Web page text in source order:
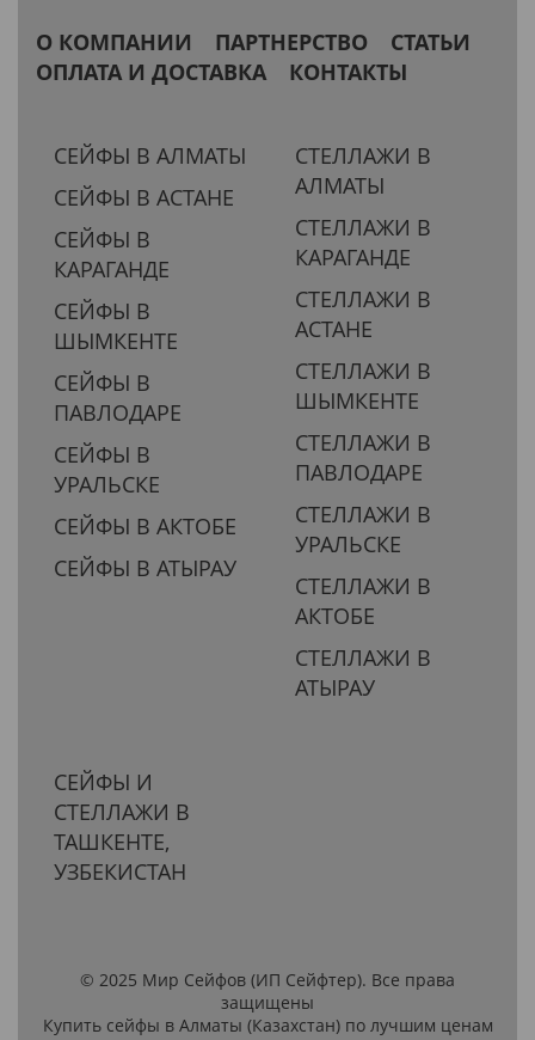
О КОМПАНИИ ПАРТНЕРСТВО
СТАТЬИ
ОПЛАТА И ДОСТАВКА
КОНТАКТЫ
СЕЙФЫ В АЛМАТЫ
СЕЙФЫ В АСТАНЕ
СЕЙФЫ В
КАРАГАНДЕ
СЕЙФЫ В
ШЫМКЕНТЕ
СЕЙФЫ В
ПАВЛОДАРЕ
СЕЙФЫ В
УРАЛЬСКЕ
СЕЙФЫ В АКТОБЕ
СЕЙФЫ В АТЫРАУ
СТЕЛЛАЖИ В
АЛМАТЫ
СТЕЛЛАЖИ В
КАРАГАНДЕ
СТЕЛЛАЖИ В
АСТАНЕ
СТЕЛЛАЖИ В
ШЫМКЕНТЕ
СТЕЛЛАЖИ В
ПАВЛОДАРЕ
СТЕЛЛАЖИ В
УРАЛЬСКЕ
СТЕЛЛАЖИ В
АКТОБЕ
СТЕЛЛАЖИ В
АТЫРАУ
СЕЙФЫ И
СТЕЛЛАЖИ В
ТАШКЕНТЕ,
УЗБЕКИСТАН
© 2025 Мир Сейфов (ИП Сейфтер). Все права
защищены
Купить сейфы в Алматы (Казахстан) по лучшим ценам